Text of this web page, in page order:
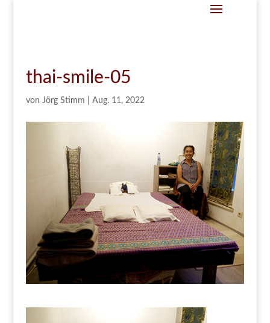
thai-smile-05
von Jörg Stimm Aug. 11, 2022